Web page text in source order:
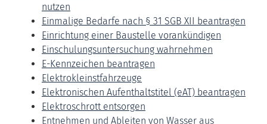
nutzen
Einmalige Bedarfe nach § 31 SGB XII beantragen
Einrichtung einer Baustelle vorankündigen
Einschulungsuntersuchung wahrnehmen
E-Kennzeichen beantragen
Elektrokleinstfahrzeuge
Elektronischen Aufenthaltstitel (eAT) beantragen
Elektroschrott entsorgen
Entnehmen und Ableiten von Wasser aus